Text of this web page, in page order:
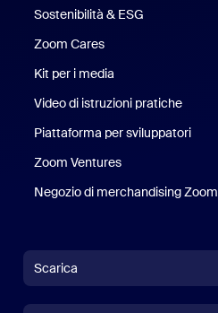
Sostenibilità & ESG
Zoom Cares
Kit per i media
Video di istruzioni pratiche
Piattaforma per sviluppatori
Zoom Ventures
Negozio di merchandising Zoom
Scarica